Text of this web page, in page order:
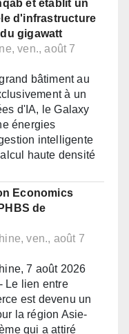
et établit un
d'infrastructure
gigawatt
ven., août 7
bâtiment au
à un
d'IA, le Galaxy
énergies
intelligente
haute densité
Economics
de
ven., août 7
7 août 2026
Le lien entre
est devenu un
la région Asie-
qui a attiré